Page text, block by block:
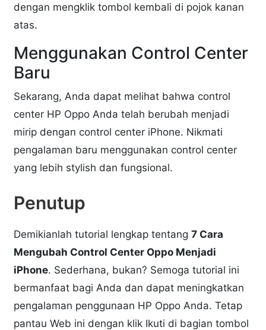
dengan mengklik tombol kembali di pojok kanan
atas.
Menggunakan Control Center
Baru
Sekarang, Anda dapat melihat bahwa control
center HP Oppo Anda telah berubah menjadi
mirip dengan control center iPhone. Nikmati
pengalaman baru menggunakan control center
yang lebih stylish dan fungsional.
Penutup
Demikianlah tutorial lengkap tentang7 Cara
Mengubah Control Center Oppo Menjadi
iPhone. Sederhana, bukan? Semoga tutorial ini
bermanfaat bagi Anda dan dapat meningkatkan
pengalaman penggunaan HP Oppo Anda. Tetap
pantau Web ini dengan klik Ikuti di bagian tombol